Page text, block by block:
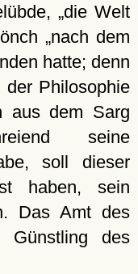
die Welt
nach dem
hatte; denn
Philosophie
aus dem Sarg
seine
soll dieser
haben, sein
Das Amt des
Günstling des